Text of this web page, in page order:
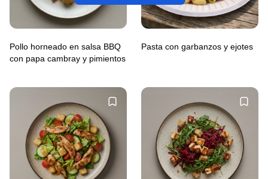
Pollo horneado en salsa BBQ
con papa cambray y pimientos
Pasta con garbanzos y ejotes